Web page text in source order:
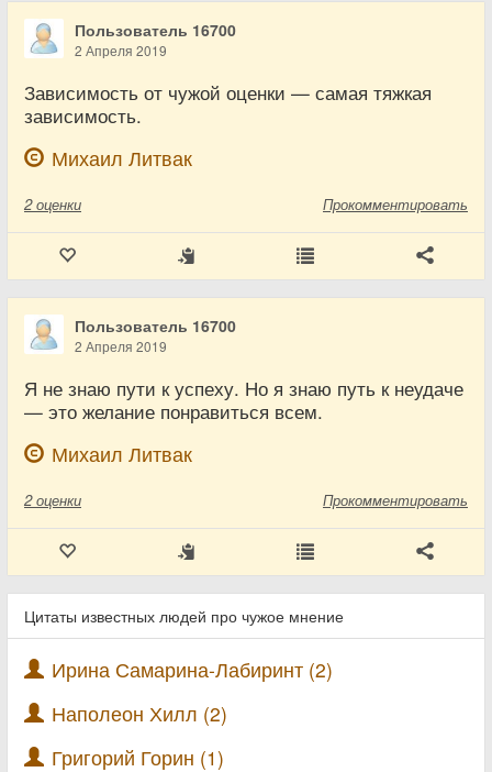
Пользователь 16700
2 Апреля 2019
Зависимость от чужой оценки — самая тяжкая
зависимость.
Михаил Литвак
2 оценки Прокомментировать
Пользователь 16700
2 Апреля 2019
Я не знаю пути к успеху. Но я знаю путь к неудаче
— это желание понравиться всем.
Михаил Литвак
2 оценки Прокомментировать
Цитаты известных людей про чужое мнение
Ирина Самарина-Лабиринт (2)
Наполеон Хилл (2)
Григорий Горин (1)